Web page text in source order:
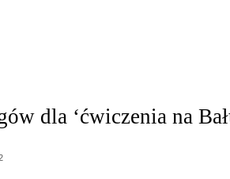
dla ‘ćwiczenia na